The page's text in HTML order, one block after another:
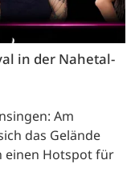
in der Nahetal-
Am
das Gelände
einen Hotspot für